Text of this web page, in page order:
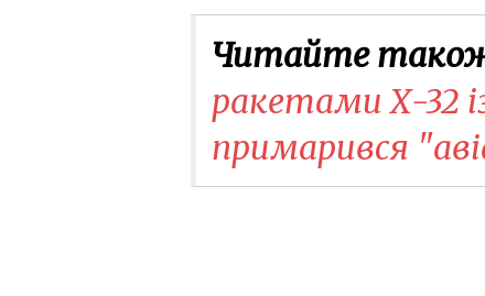
Читайте
ракетами Х-32
примарився